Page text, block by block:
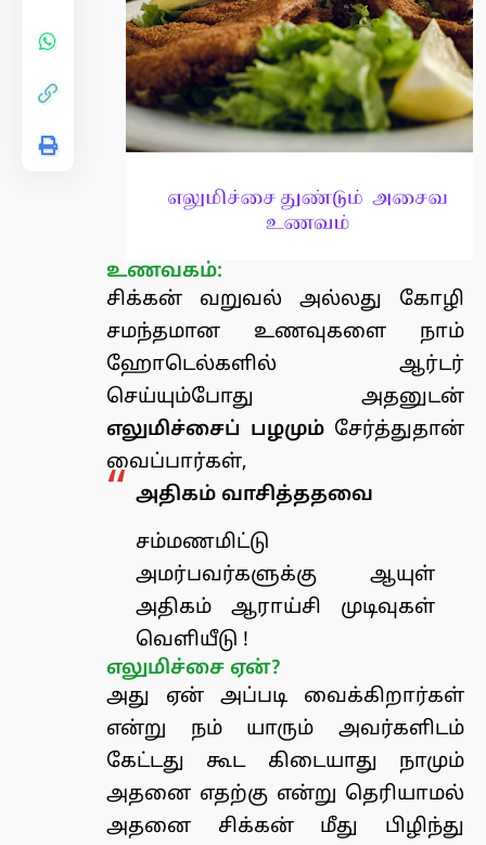
உணவகம்:
சிக்கன் வறுவல் அல்லது கோழி
சமந்தமான உணவுகளை நாம்
ஹோடெல்களில் ஆர்டர்
செய்யும்போது அதனுடன்
எலுமிச்சைப் பழமும் சேர்த்துதான்
வைப்பார்கள்,
அதிகம் வாசித்ததவை
சம்மணமிட்டு
அமர்பவர்களுக்கு ஆயுள்
அதிகம் ஆராய்சி முடிவுகள்
வெளியீடு !
எலுமிச்சை ஏன்?
அது ஏன் அப்படி வைக்கிறார்கள்
என்று நம் யாரும் அவர்களிடம்
கேட்டது கூட கிடையாது நாமும்
அதனை எதற்கு என்று தெரியாமல்
அதனை சிக்கன் மீது பிழிந்து